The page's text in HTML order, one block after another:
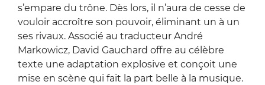
s’empare du trône. Dès lors, il n’aura de cesse de
vouloir accroître son pouvoir, éliminant un à un
ses rivaux. Associé au traducteur André
Markowicz, David Gauchard offre au célèbre
texte une adaptation explosive et conçoit une
mise en scène qui fait la part belle à la musique.